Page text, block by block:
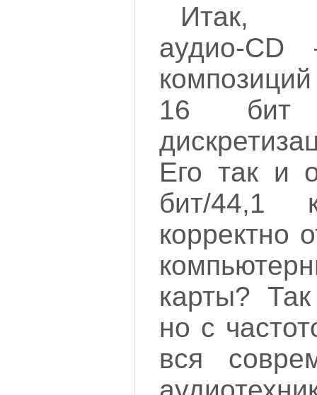
Итак,
аудио-
16 бит
Его так и
бит/44,1
корректно
карты?
но с
вся